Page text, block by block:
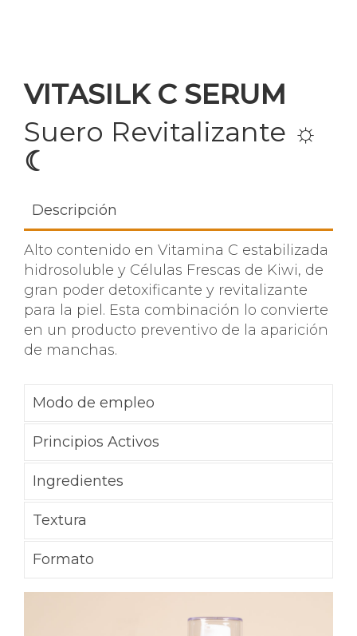
VITASILK C SERUM
Suero Revitalizante ☼
☾
Descripción
Alto contenido en Vitamina C estabilizada
hidrosoluble y Células Frescas de Kiwi, de
gran poder detoxificante y revitalizante
para la piel. Esta combinación lo convierte
en un producto preventivo de la aparición
de manchas.
Modo de empleo
Principios Activos
Ingredientes
Textura
Formato